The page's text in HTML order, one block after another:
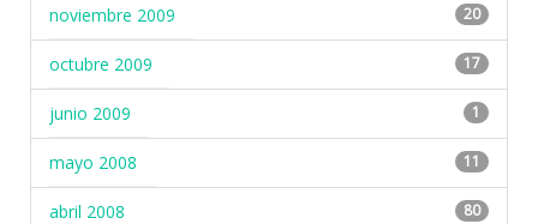
noviembre 2009 20
octubre 2009 17
junio 2009 1
mayo 2008 11
abril 2008 80